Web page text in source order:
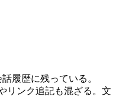
履歴に残っている。
リンク追記も混ざる。文